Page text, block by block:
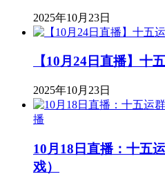
2025年10月23日
【10月24日直播】十
2025年10月23日
播
10月18日直播：十五
戏）